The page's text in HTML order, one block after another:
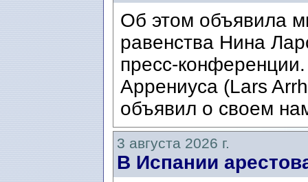
Об этом объявила
равенства Нина
пресс-
Аррениуса (Lars
объявил о своем
3 августа 2026 г.
В Испании